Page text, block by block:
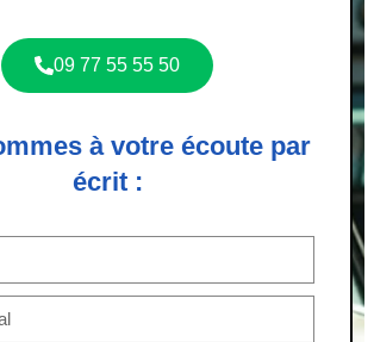
09 77 55 55 50
à votre écoute par
écrit :